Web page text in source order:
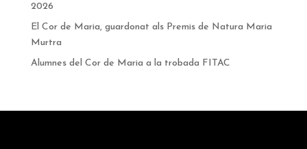
2026
El Cor de Maria, guardonat als Premis de Natura Maria
Murtra
Alumnes del Cor de Maria a la trobada FITAC